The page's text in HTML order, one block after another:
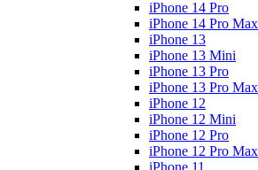
iPhone 14 Pro
iPhone 14 Pro Max
iPhone 13
iPhone 13 Mini
iPhone 13 Pro
iPhone 13 Pro Max
iPhone 12
iPhone 12 Mini
iPhone 12 Pro
iPhone 12 Pro Max
iPhone 11